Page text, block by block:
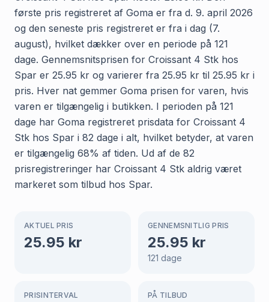
første pris registreret af Goma er fra d. 9. april 2026
og den seneste pris registreret er fra i dag (7.
august), hvilket dækker over en periode på 121
dage. Gennemsnitsprisen for Croissant 4 Stk hos
Spar er 25.95 kr og varierer fra 25.95 kr til 25.95 kr i
pris. Hver nat gemmer Goma prisen for varen, hvis
varen er tilgængelig i butikken. I perioden på 121
dage har Goma registreret prisdata for Croissant 4
Stk hos Spar i 82 dage i alt, hvilket betyder, at varen
er tilgængelig 68% af tiden. Ud af de 82
prisregistreringer har Croissant 4 Stk aldrig været
markeret som tilbud hos Spar.
AKTUEL PRIS
25.95 kr
GENNEMSNITLIG PRIS
25.95 kr
121 dage
PRISINTERVAL PÅ TILBUD